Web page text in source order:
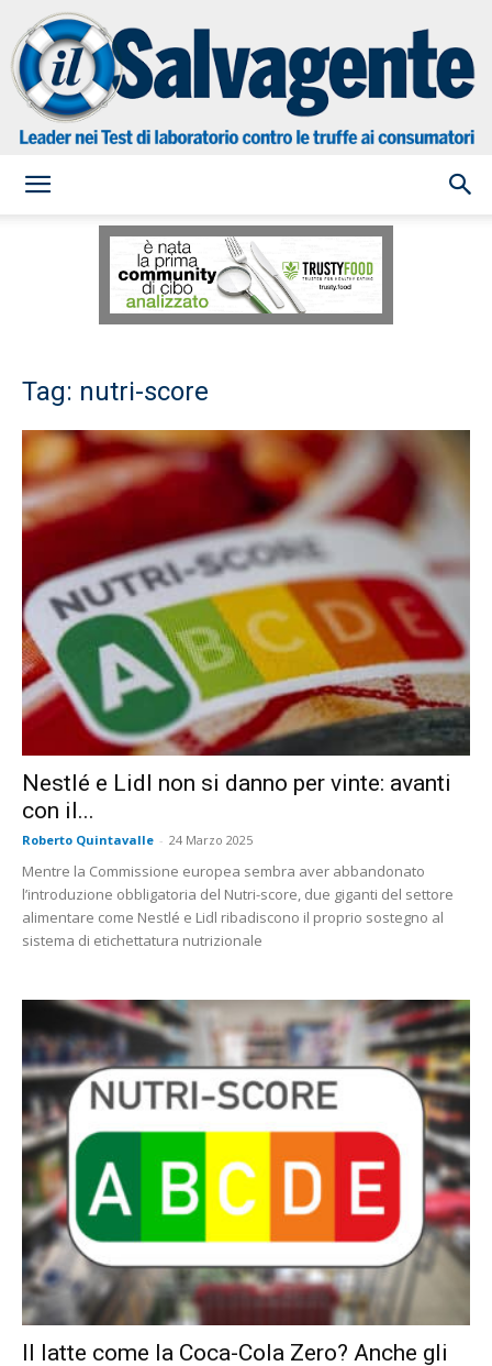
Salvagente
Tag: nutri-score
Nestlé e Lidl non si danno per vinte: avanti
con il...
Roberto Quintavalle - 24 Marzo 2025
Mentre la Commissione europea sembra aver abbandonato
l’introduzione obbligatoria del Nutri-score, due giganti del settore
alimentare come Nestlé e Lidl ribadiscono il proprio sostegno al
sistema di etichettatura nutrizionale
Il latte come la Coca-Cola Zero? Anche gli